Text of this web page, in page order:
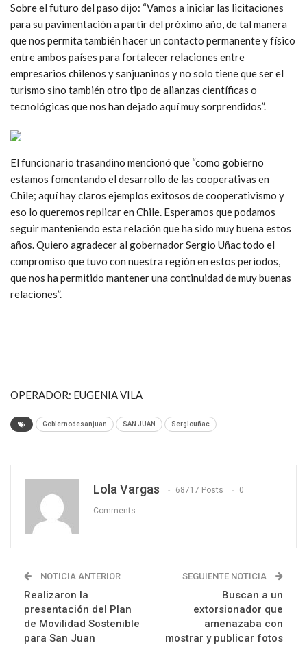
Sobre el futuro del paso dijo: “Vamos a iniciar las licitaciones
para su pavimentación a partir del próximo año, de tal manera
que nos permita también hacer un contacto permanente y físico
entre ambos países para fortalecer relaciones entre
empresarios chilenos y sanjuaninos y no solo tiene que ser el
turismo sino también otro tipo de alianzas científicas o
tecnológicas que nos han dejado aquí muy sorprendidos”.
El funcionario trasandino mencionó que “como gobierno
estamos fomentando el desarrollo de las cooperativas en
Chile; aquí hay claros ejemplos exitosos de cooperativismo y
eso lo queremos replicar en Chile. Esperamos que podamos
seguir manteniendo esta relación que ha sido muy buena estos
años. Quiero agradecer al gobernador Sergio Uñac todo el
compromiso que tuvo con nuestra región en estos periodos,
que nos ha permitido mantener una continuidad de muy buenas
relaciones”.
OPERADOR: EUGENIA VILA
Gobiernodesanjuan SAN JUAN Sergiouñac
Lola Vargas 68717 Posts 0
Comments
NOTICIA ANTERIOR
Realizaron la
presentación del Plan
de Movilidad Sostenible
para San Juan
SEGUIENTE NOTICIA
Buscan a un
extorsionador que
amenazaba con
mostrar y publicar fotos